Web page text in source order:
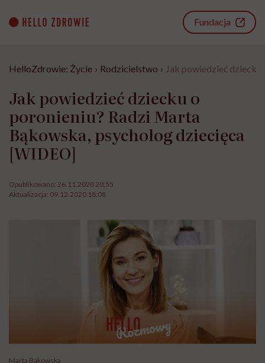
content
Fundacja
HelloZdrowie: Życie › Rodzicielstwo › Jak powiedzieć
Jak powiedzieć dziecku o
poronieniu? Radzi Marta
Bąkowska, psycholog dziecięca
[WIDEO]
Opublikowano: 26.11.2020 20:55
Aktualizacja: 09.12.2020 18:08
Marta Bąkowska